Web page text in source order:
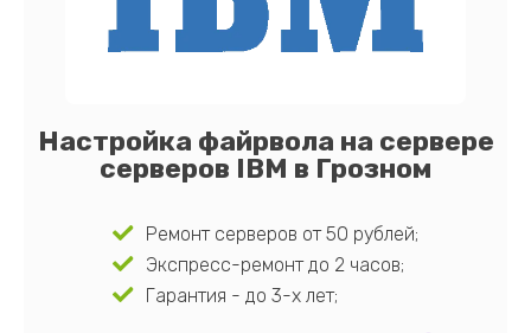
Настройка файрвола на сервере
серверов IBM в Грозном
Ремонт серверов от 50 рублей;
Экспресс-ремонт до 2 часов;
Гарантия - до 3-х лет;